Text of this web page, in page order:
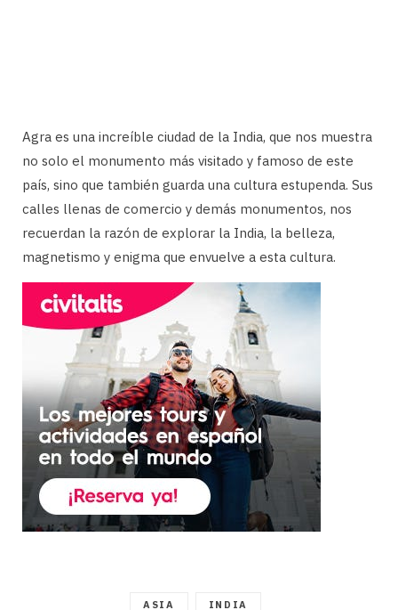
Agra es una increíble ciudad de la India, que nos muestra
no solo el monumento más visitado y famoso de este
país, sino que también guarda una cultura estupenda. Sus
calles llenas de comercio y demás monumentos, nos
recuerdan la razón de explorar la India, la belleza,
magnetismo y enigma que envuelve a esta cultura.
ASIA INDIA